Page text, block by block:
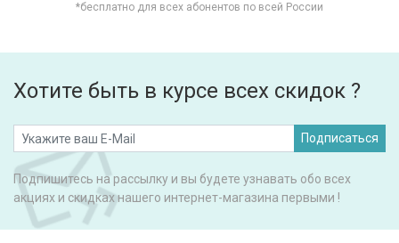
*бесплатно для всех абонентов по всей России
Хотите быть в курсе всех скидок ?
Подписаться
Подпишитесь на рассылку и вы будете узнавать обо всех
акциях и скидках нашего интернет-магазина первыми !